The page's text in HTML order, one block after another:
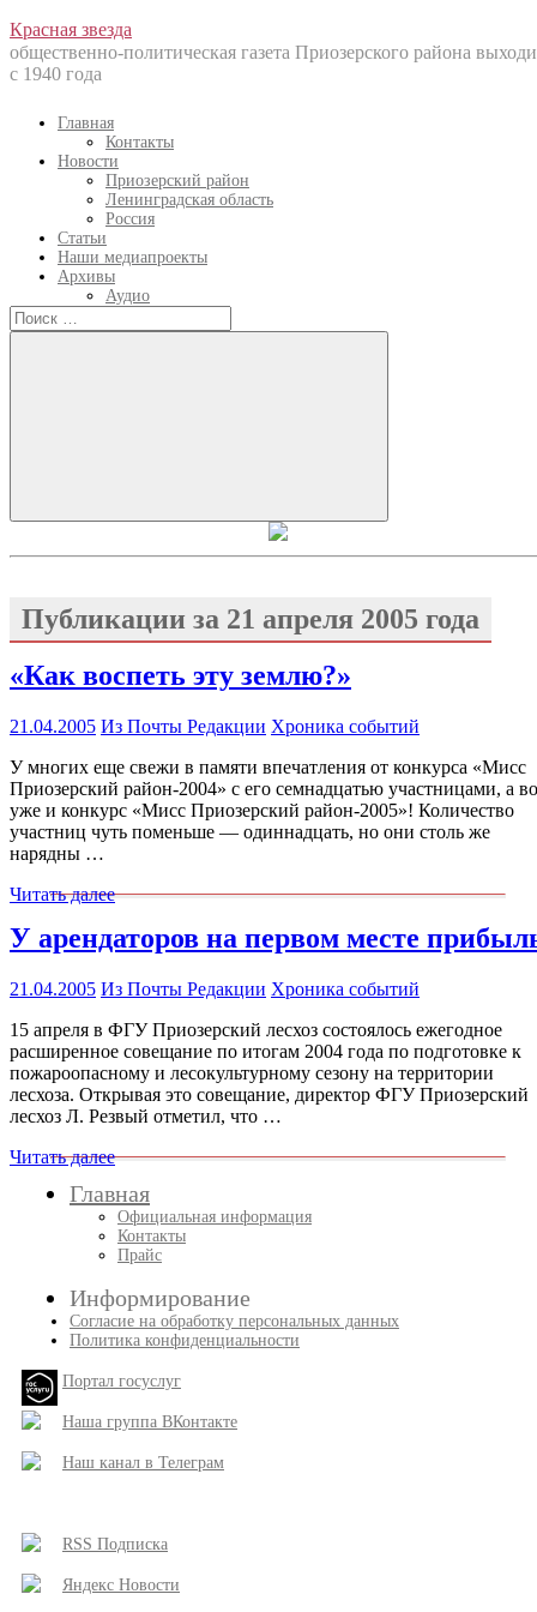
Перейти
к
содержанию
Красная звезда
общественно-политическая газета Приозерского района
с 1940 года
Главная
Контакты
Новости
Приозерский район
Ленинградская область
Россия
Статьи
Наши медиапроекты
Архивы
Аудио
Искать:
Искать
Публикации за 21 апреля 2005 года
«Как воспеть эту землю?»
21.04.2005 Из Почты Редакции Хроника событий
У многих еще свежи в памяти впечатления от конкурса «Мисс
Приозерский район-2004» с его семнадцатью участницами, а
уже и конкурс «Мисс Приозерский район-2005»! Количество
участниц чуть поменьше — одиннадцать, но они столь же
нарядны …
Читать далее
У арендаторов на первом месте
21.04.2005 Из Почты Редакции Хроника событий
15 апреля в ФГУ Приозерский лесхоз состоялось ежегодное
расширенное совещание по итогам 2004 года по подготовке к
пожароопасному и лесокультурному сезону на территории
лесхоза. Открывая это совещание, директор ФГУ Приозерский
лесхоз Л. Резвый отметил, что …
Читать далее
Главная
Официальная информация
Контакты
Прайс
Информирование
Согласие на обработку персональных данных
Политика конфиденциальности
Портал госуслуг
Наша группа ВКонтакте
Наш канал в Телеграм
RSS Подписка
Яндекс Новости